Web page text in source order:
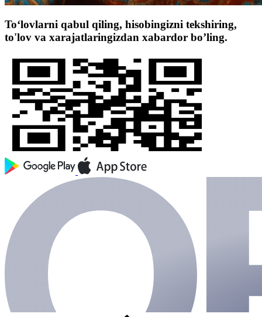
To‘lovlarni qabul qiling, hisobingizni tekshiring,
to'lov va xarajatlaringizdan xabardor bo’ling.